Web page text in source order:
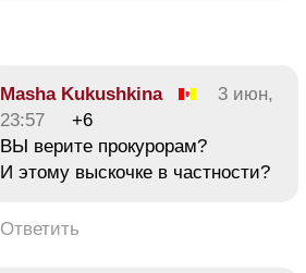
Masha Kukushkina
3 июн,
23:57
+6
ВЫ верите прокурорам?
И этому выскочке в частности?
Ответить